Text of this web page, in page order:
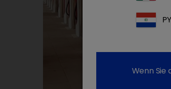
PY
Wenn Sie